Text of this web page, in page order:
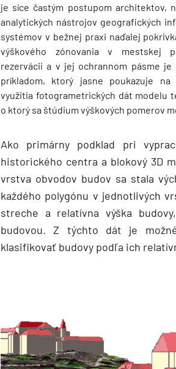
je síce častým postupom architektov,
analytických nástrojov geografických
systémov v bežnej praxi naďalej
výškového zónovania v mestskej
rezervácii a v jej ochrannom pásme je
príkladom, ktorý jasne poukazuje na
využitia fotogrametrických dát modelu
o ktorý sa štúdium výškových pomerov
Ako primárny podklad pri
historického centra a blokový 3D
vrstva obvodov budov sa stala
každého polygónu v jednotlivých
streche a relatívna výška
budovou. Z týchto dát je
klasifikovať budovy podľa ich